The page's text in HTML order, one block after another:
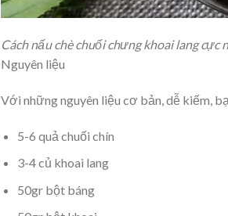
Cách nấu chè chuối chưng khoai lang cực
Nguyên liệu
Với những nguyên liệu cơ bản, dễ kiếm,
5-6 quả chuối chín
3-4 củ khoai lang
50gr bột báng